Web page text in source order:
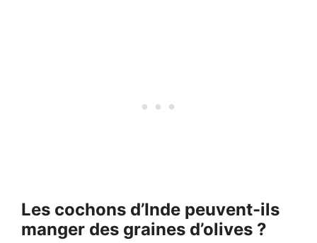
Les cochons d’Inde peuvent-ils
manger des graines d’olives ?